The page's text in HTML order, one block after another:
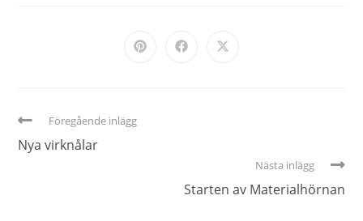
Föregående inlägg
Nya virknålar
Nästa inlägg
Starten av Materialhörnan